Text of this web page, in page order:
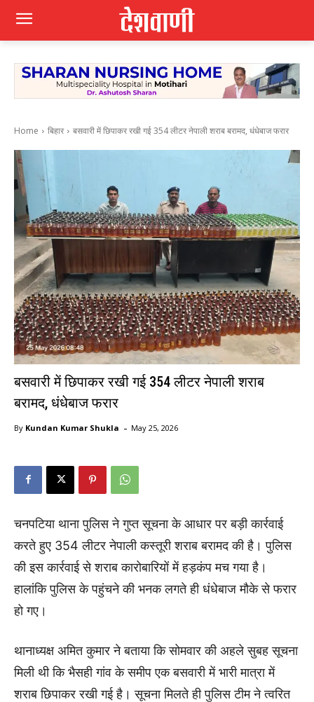
Home बिहार बसवारी में छिपाकर रखी गई 354 लीटर नेपाली शराब बरामद, धंधेबाज फरार
बसवारी में छिपाकर रखी गई 354 लीटर नेपाली शराब
बरामद, धंधेबाज फरार
By Kundan Kumar Shukla - May 25, 2026
चनपटिया थाना पुलिस ने गुप्त सूचना के आधार पर बड़ी कार्रवाई
करते हुए 354 लीटर नेपाली कस्तूरी शराब बरामद की है। पुलिस
की इस कार्रवाई से शराब कारोबारियों में हड़कंप मच गया है।
हालांकि पुलिस के पहुंचने की भनक लगते ही धंधेबाज मौके से फरार
हो गए।
थानाध्यक्ष अमित कुमार ने बताया कि सोमवार की अहले सुबह सूचना
मिली थी कि भैसही गांव के समीप एक बसवारी में भारी मात्रा में
शराब छिपाकर रखी गई है। सूचना मिलते ही पुलिस टीम ने त्वरित